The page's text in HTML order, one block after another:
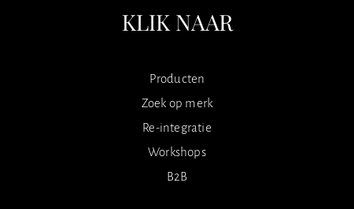
KLIK NAAR
Producten
Zoek op merk
Re-integratie
Workshops
B2B